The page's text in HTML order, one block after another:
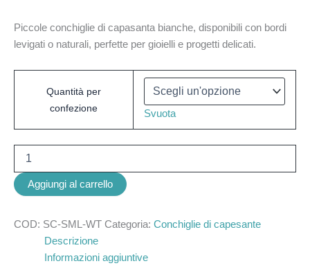
Piccole conchiglie di capasanta bianche, disponibili con bordi
levigati o naturali, perfette per gioielli e progetti delicati.
Quantità per
confezione
Svuota
Aggiungi al carrello
COD: SC-SML-WT Categoria: Conchiglie di capesante
Descrizione
Informazioni aggiuntive